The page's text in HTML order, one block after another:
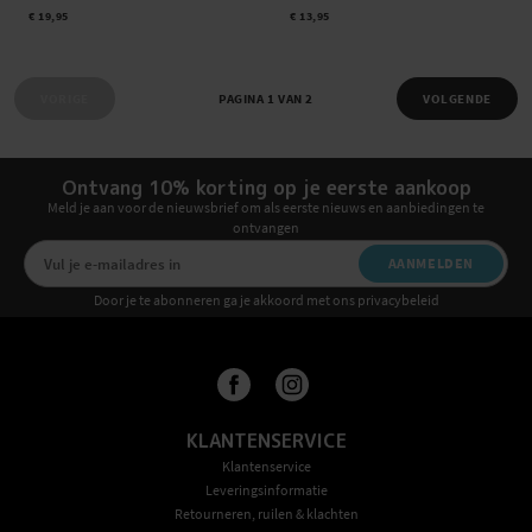
€ 19,95 € 13,95
PAGINA 1 VAN 2 VOLGENDE
Ontvang 10% korting op je eerste aankoop
Meld je aan voor de nieuwsbrief om als eerste nieuws en aanbiedingen te
ontvangen
AANMELDEN
Door je te abonneren ga je akkoord met ons privacybeleid
KLANTENSERVICE
Klantenservice
Leveringsinformatie
Retourneren, ruilen & klachten